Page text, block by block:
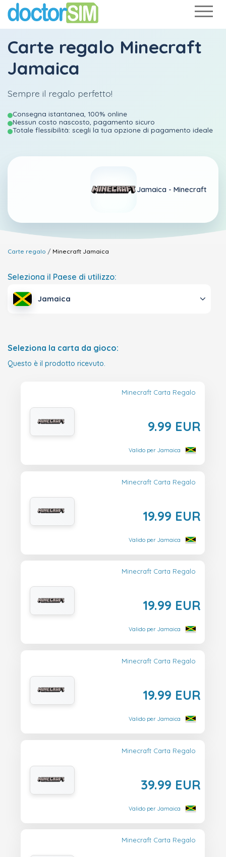
Carte regalo Minecraft
Jamaica
Sempre il regalo perfetto!
Consegna istantanea, 100% online
Nessun costo nascosto, pagamento sicuro
Totale flessibilità: scegli la tua opzione di pagamento ideale
Jamaica - Minecraft
Carte regalo Minecraft Jamaica
Seleziona il Paese di utilizzo:
Jamaica
Seleziona la carta da gioco:
Questo è il prodotto ricevuto.
Minecraft Carta Regalo
9.99 EUR
Valido per Jamaica
Minecraft Carta Regalo
19.99 EUR
Valido per Jamaica
Minecraft Carta Regalo
19.99 EUR
Valido per Jamaica
Minecraft Carta Regalo
19.99 EUR
Valido per Jamaica
Minecraft Carta Regalo
39.99 EUR
Valido per Jamaica
Minecraft Carta Regalo